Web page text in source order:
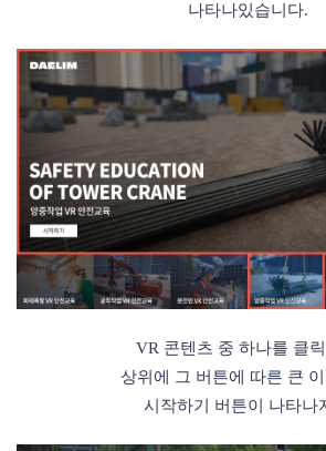
나타나있습니다.
VR 콘텐츠 중 하나를 클
상위에 그 버튼에 따른 큰
시작하기 버튼이 나타나